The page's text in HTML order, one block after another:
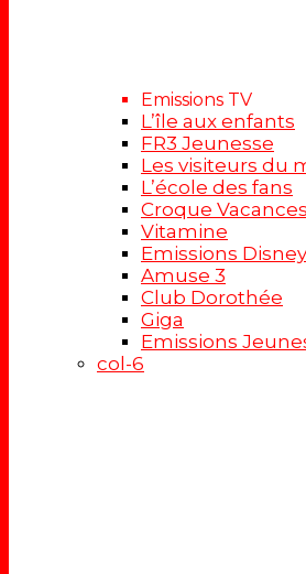
Emissions TV
L’île aux enfants
FR3 Jeunesse
Les visiteurs du
L’école des fans
Croque Vacances
Vitamine
Emissions Disney
Amuse 3
Club Dorothée
Giga
Emissions
col-6